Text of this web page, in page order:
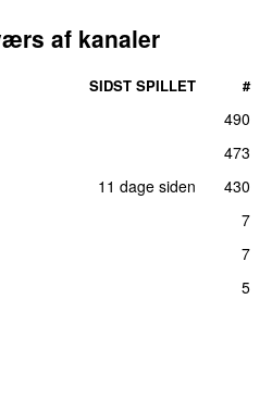
af kanaler
SIDST SPILLET #
490
473
11 dage siden
430
7
7
5